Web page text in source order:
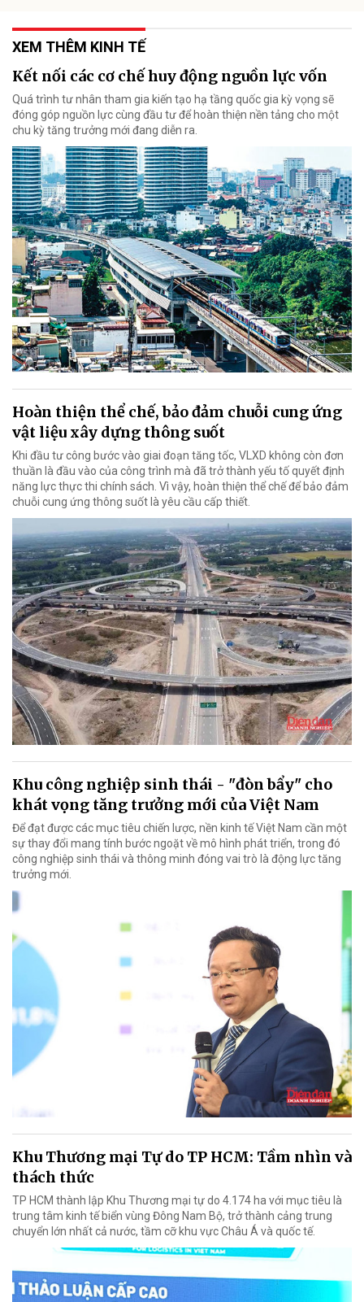
XEM THÊM KINH TẾ
Kết nối các cơ chế huy động nguồn lực vốn
Quá trình tư nhân tham gia kiến tạo hạ tầng quốc gia kỳ vọng sẽ
đóng góp nguồn lực cùng đầu tư để hoàn thiện nền tảng cho một
chu kỳ tăng trưởng mới đang diễn ra.
Hoàn thiện thể chế, bảo đảm chuỗi cung ứng
vật liệu xây dựng thông suốt
Khi đầu tư công bước vào giai đoạn tăng tốc, VLXD không còn đơn
thuần là đầu vào của công trình mà đã trở thành yếu tố quyết định
năng lực thực thi chính sách. Vì vậy, hoàn thiện thể chế để bảo đảm
chuỗi cung ứng thông suốt là yêu cầu cấp thiết.
Khu công nghiệp sinh thái - "đòn bẩy" cho
khát vọng tăng trưởng mới của Việt Nam
Để đạt được các mục tiêu chiến lược, nền kinh tế Việt Nam cần một
sự thay đổi mang tính bước ngoặt về mô hình phát triển, trong đó
công nghiệp sinh thái và thông minh đóng vai trò là động lực tăng
trưởng mới.
Khu Thương mại Tự do TP HCM: Tầm nhìn và
thách thức
TP HCM thành lập Khu Thương mại tự do 4.174 ha với mục tiêu là
trung tâm kinh tế biển vùng Đông Nam Bộ, trở thành cảng trung
chuyển lớn nhất cả nước, tầm cỡ khu vực Châu Á và quốc tế.